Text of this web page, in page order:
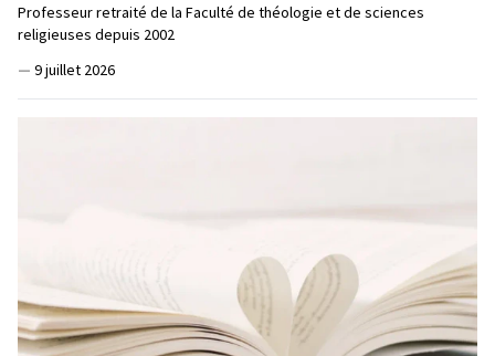
Professeur retraité de la Faculté de théologie et de sciences
religieuses depuis 2002
— 9 juillet 2026